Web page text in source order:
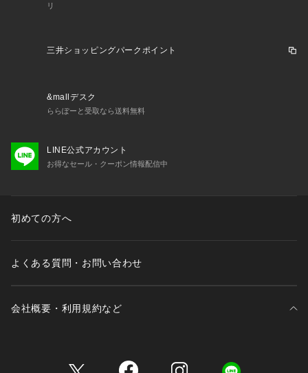
リ
三井ショッピングパークポイント
&mallデスク
ららぽーと受取なら送料無料
LINE公式アカウント
お得なセール・クーポン情報配信中
初めての方へ
よくある質問・お問い合わせ
会社概要・利用規約など